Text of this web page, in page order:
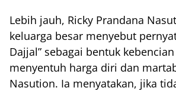
Lebih jauh, Ricky Prandana
keluarga besar menyebut
Dajjal” sebagai bentuk
menyentuh harga diri dan
Nasution. Ia menyatakan, jika